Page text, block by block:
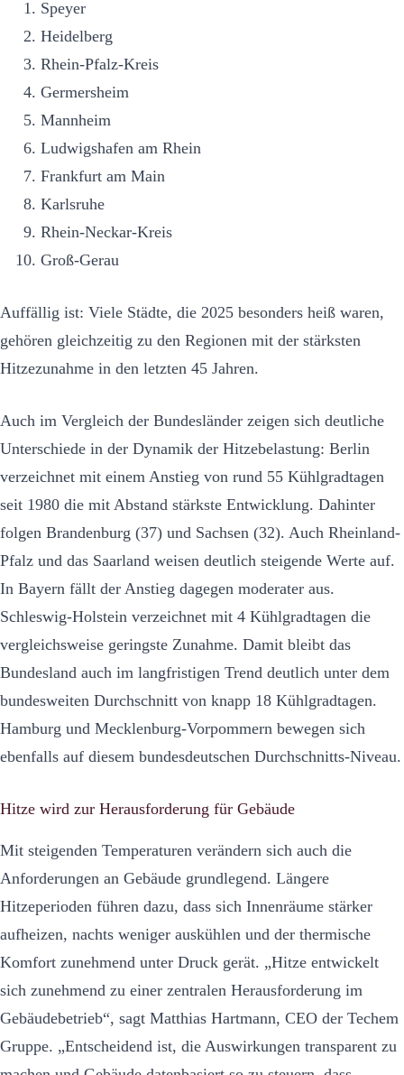
Speyer
Heidelberg
Rhein-Pfalz-Kreis
Germersheim
Mannheim
Ludwigshafen am Rhein
Frankfurt am Main
Karlsruhe
Rhein-Neckar-Kreis
Groß-Gerau
Auffällig ist: Viele Städte, die 2025 besonders heiß waren,
gehören gleichzeitig zu den Regionen mit der stärksten
Hitzezunahme in den letzten 45 Jahren.
Auch im Vergleich der Bundesländer zeigen sich deutliche
Unterschiede in der Dynamik der Hitzebelastung: Berlin
verzeichnet mit einem Anstieg von rund 55 Kühlgradtagen
seit 1980 die mit Abstand stärkste Entwicklung. Dahinter
folgen Brandenburg (37) und Sachsen (32). Auch Rheinland-
Pfalz und das Saarland weisen deutlich steigende Werte auf.
In Bayern fällt der Anstieg dagegen moderater aus.
Schleswig-Holstein verzeichnet mit 4 Kühlgradtagen die
vergleichsweise geringste Zunahme. Damit bleibt das
Bundesland auch im langfristigen Trend deutlich unter dem
bundesweiten Durchschnitt von knapp 18 Kühlgradtagen.
Hamburg und Mecklenburg-Vorpommern bewegen sich
ebenfalls auf diesem bundesdeutschen Durchschnitts-Niveau.
Hitze wird zur Herausforderung für Gebäude
Mit steigenden Temperaturen verändern sich auch die
Anforderungen an Gebäude grundlegend. Längere
Hitzeperioden führen dazu, dass sich Innenräume stärker
aufheizen, nachts weniger auskühlen und der thermische
Komfort zunehmend unter Druck gerät. „Hitze entwickelt
sich zunehmend zu einer zentralen Herausforderung im
Gebäudebetrieb“, sagt Matthias Hartmann, CEO der Techem
Gruppe. „Entscheidend ist, die Auswirkungen transparent zu